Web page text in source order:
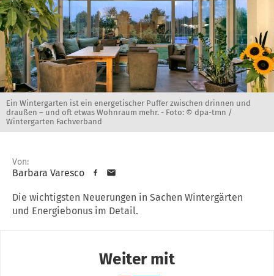
Ein Wintergarten ist ein energetischer Puffer zwischen drinnen und
draußen – und oft etwas Wohnraum mehr. - Foto: © dpa-tmn /
Wintergarten Fachverband
Von:
Barbara Varesco
Die wichtigsten Neuerungen in Sachen Wintergärten
und Energiebonus im Detail.